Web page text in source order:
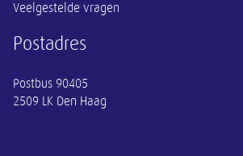
Veelgestelde vragen
Postadres
Postbus 90405
2509 LK Den Haag